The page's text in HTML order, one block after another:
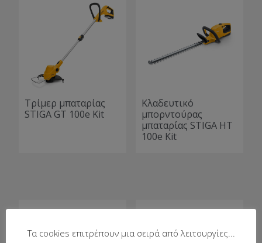
Τρίμερ μπαταρίας
STIGA GT 100e Kit
Κλαδευτικό
μπορντούρας
μπαταρίας STIGA HT
100e Kit
Τα cookies επιτρέπουν μια σειρά από λειτουργίες...